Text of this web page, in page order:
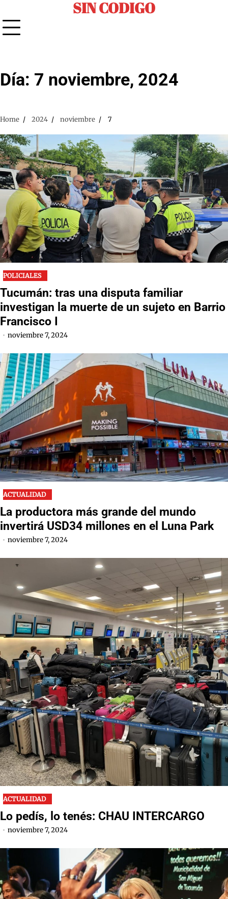
to
content
SIN CODIGO
Día: 7 noviembre, 2024
Home 2024 noviembre 7
POLICIALES
Tucumán: tras una disputa familiar
investigan la muerte de un sujeto en Barrio
Francisco I
noviembre 7, 2024
ACTUALIDAD
La productora más grande del mundo
invertirá USD34 millones en el Luna Park
noviembre 7, 2024
ACTUALIDAD
Lo pedís, lo tenés: CHAU INTERCARGO
noviembre 7, 2024